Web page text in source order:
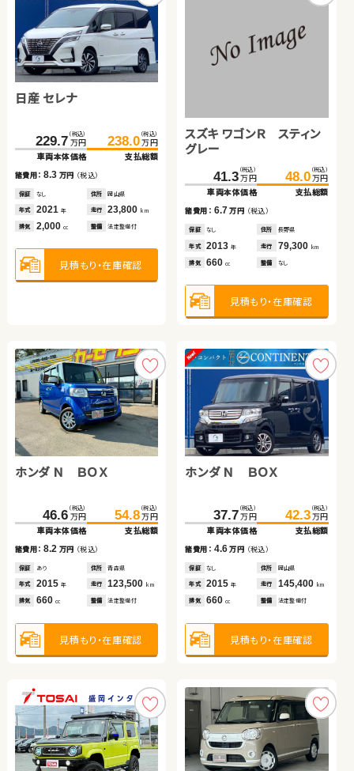
日産 セレナ
229.7 （税込）
万円
車両本体価格
238.0 （税込）
万円
支払総額
諸費用：8.3 万円 （税込）
保証 なし 住所 岡山県
年式 2021 年 走行 23,800 km
排気 2,000 cc 整備 法定整備付
見積もり・在庫確認
スズキ ワゴンＲ スティン
グレー
41.3 （税込）
万円
車両本体価格
48.0 （税込）
万円
支払総額
諸費用： 6.7万円 （税込）
保証 なし 住所 長野県
年式 2013年 走行 79,300 km
排気 660cc 整備 なし
見積もり・在庫確認
ホンダ Ｎ ＢＯＸ
46.6 （税込）
万円
車両本体価格
54.8 （税込）
万円
支払総額
諸費用：8.2 万円 （税込）
保証 あり 住所 青森県
年式 2015 年 走行 123,500 km
排気 660 cc 整備 法定整備付
見積もり・在庫確認
ホンダ Ｎ ＢＯＸ
37.7 （税込）
万円
車両本体価格
42.3 （税込）
万円
支払総額
諸費用： 4.6万円 （税込）
保証 なし 住所 岡山県
年式 2015年 走行 145,400 km
排気 660cc 整備 法定整備付
見積もり・在庫確認
スバル フォレスター
242.7 （税込）
万円
車両本体価格
250.8 （税込）
万円
支払総額
諸費用：8.1 万円 （税込）
保証 なし 住所 岡山県
年式 2019 年 走行 33,800 km
排気 2,500 cc 整備 法定整備付
見積もり・在庫確認
285.8（税込）
万円
299.5 （税込）
万円
諸費用：13.7万円（税込）
あり
年式 2020年 走行
排気 2,000 整備 法定整備付
見積もり・在庫確認
トヨタ ヴォクシー
244.6 （税込）
万円
諸費用：13.3万円（税込）
あり 青森県
年式 2014年 走行
排気 2,000 整備 なし
見積もり・在庫確認
トヨタ アクア
240.2 （税込）
万円
諸費用：12.3万円（税込）
あり
年式 2025年 走行
排気 1,500 整備 法定整備付
見積もり・在庫確認
日産 エクストレイル
183.5 （税込）
万円
車両本体価格
199.9 （税込）
万円
支払総額
諸費用：16.4万円（税込）
保証 あり 住所 岩手県
年式 2021 年 走行 65,000 km
排気 2,000 cc 整備 法定整備付
見積もり・在庫確認
122.2（税込）
万円
135.3 （税込）
万円
13.1万円（税込）
あり
年式 2021年 走行
排気 1,500 整備
見積もり・在庫確認
ダイハツ タント
90.4 （税込）
万円
諸費用：9.5 万円（税込）
あり 岩手県
年式 2016年 走行
排気 660 整備 法定整備付
見積もり・在庫確認
スズキ スイフト
85.0 （税込）
万円
諸費用：11.2万円（税込）
あり
年式 2017年 走行
排気 1,200 整備 法定整備付
見積もり・在庫確認
スズキ スイフト
185.0万円
車両本体価格
諸費用：10.3万円 （税込）
保証 あり 住所 熊本県
排気 1,400cc 整備 法定整備付
114.0（税込）
万円
125.7 （税込）
万円
諸費用：11.7万円（税込）
あり
年式 2019年 走行
排気 1,000 整備 法定整備付
見積もり・在庫確認